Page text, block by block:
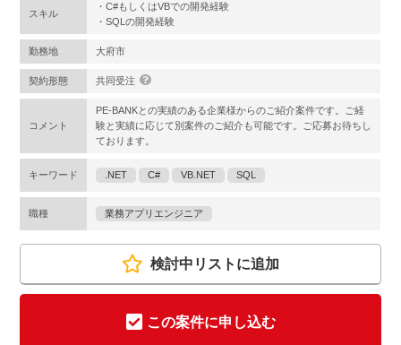
スキル
・C#もしくはVBでの開発経験
・SQLの開発経験
勤務地 大府市
契約形態 共同受注
コメント
PE-BANKとの実績のある企業様からのご紹介案件です。ご経
験と実績に応じて別案件のご紹介も可能です。ご応募お待ちし
ております。
キーワード .NET C# VB.NET SQL
職種 業務アプリエンジニア
検討中リストに追加
この案件に申し込む